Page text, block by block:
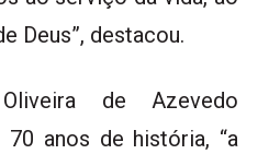
Deus”, destacou.
de Azevedo
anos de história, “a